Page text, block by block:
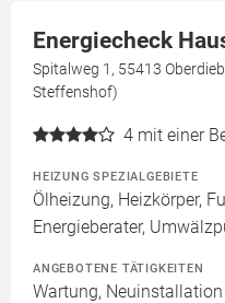
Energiecheck
Spitalweg 1, 55413
Steffenshof)
4 mit einer
HEIZUNG SPEZIALGEBIETE
Ölheizung, Heizkörper,
Energieberater,
ANGEBOTENE TÄTIGKEITEN
Wartung,